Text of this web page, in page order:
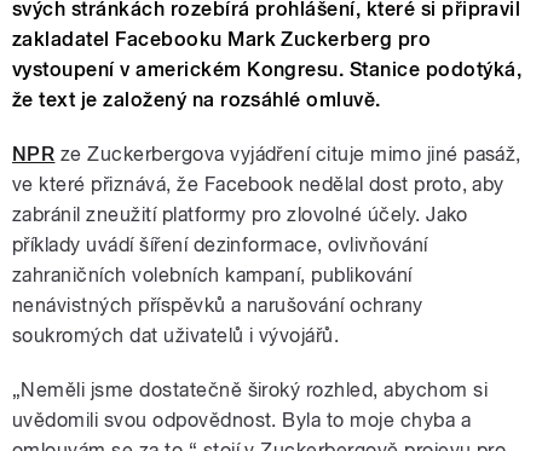
svých stránkách rozebírá prohlášení, které si připravil
zakladatel Facebooku Mark Zuckerberg pro
vystoupení v americkém Kongresu. Stanice podotýká,
že text je založený na rozsáhlé omluvě.
NPR ze Zuckerbergova vyjádření cituje mimo jiné pasáž,
ve které přiznává, že Facebook nedělal dost proto, aby
zabránil zneužití platformy pro zlovolné účely. Jako
příklady uvádí šíření dezinformace, ovlivňování
zahraničních volebních kampaní, publikování
nenávistných příspěvků a narušování ochrany
soukromých dat uživatelů i vývojářů.
„Neměli jsme dostatečně široký rozhled, abychom si
uvědomili svou odpovědnost. Byla to moje chyba a